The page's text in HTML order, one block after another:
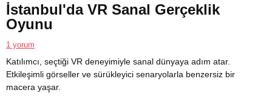
İstanbul'da VR Sanal Gerçeklik
Oyunu
1 yorum
Katılımcı, seçtiği VR deneyimiyle sanal dünyaya adım atar.
Etkileşimli görseller ve sürükleyici senaryolarla benzersiz bir
macera yaşar.